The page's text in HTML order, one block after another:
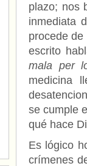
plazo; nos
inmediata
procede
escrito
mala per
medicina
se cumple
qué hace
Es lógico
crímenes